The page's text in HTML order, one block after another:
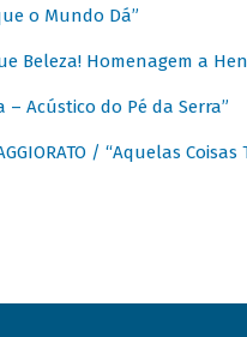
o Mundo Dá”
Beleza! Homenagem a
– Acústico do Pé da Serra”
/ “Aquelas Coisas